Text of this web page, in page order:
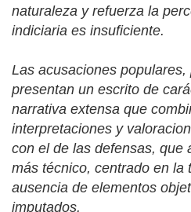
naturaleza y refuerza la
indiciaria es insuficiente.
Las acusaciones populares,
presentan un escrito de
narrativa extensa que
interpretaciones y
con el de las defensas, que
más técnico, centrado en la
ausencia de elementos
imputados.